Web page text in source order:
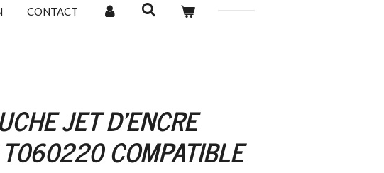
CONTACT
JET D'ENCRE
COMPATIBLE